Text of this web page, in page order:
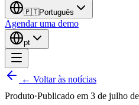
🇵🇹Português
Agendar uma demo
pt
← Voltar às notícias
Produto·Publicado em 3 de julho